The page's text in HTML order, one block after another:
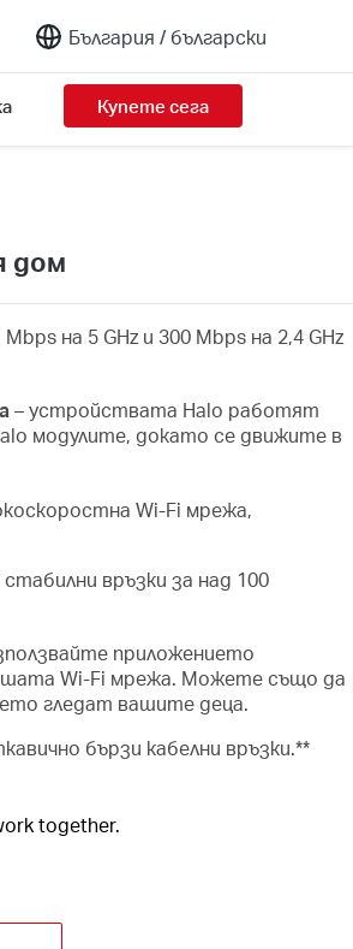
България / български
Купете сега
дом
Mbps на 5 GHz и 300 Mbps на 2,4 GHz
– устройствата Halo работят
модулите, докато се движите в
Wi-Fi мрежа,
връзки за над 100
приложението
Wi-Fi мрежа. Можете също да
гледат вашите деца.
бързи кабелни връзки.**
together.